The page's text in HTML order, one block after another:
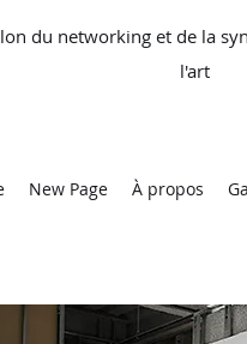
du networking et de la
l'art
New Page À propos